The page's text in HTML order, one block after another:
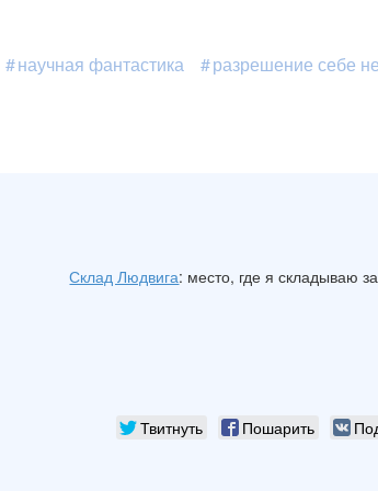
научная фантастика разрешение себе не
Склад Людвига: место, где я складываю
Твитнуть Пошарить